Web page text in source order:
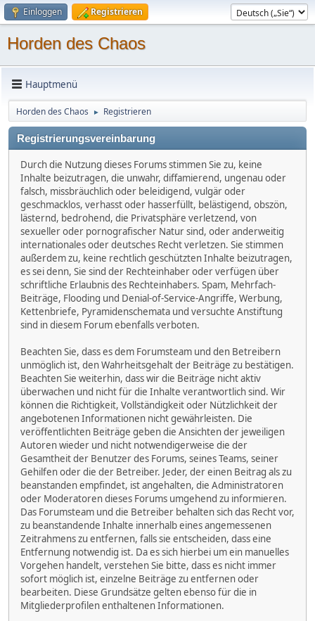
Einloggen Registrieren
Horden des Chaos
Hauptmenü
Horden des Chaos ► Registrieren
Registrierungsvereinbarung
Durch die Nutzung dieses Forums stimmen Sie zu, keine
Inhalte beizutragen, die unwahr, diffamierend, ungenau oder
falsch, missbräuchlich oder beleidigend, vulgär oder
geschmacklos, verhasst oder hasserfüllt, belästigend, obszön,
lästernd, bedrohend, die Privatsphäre verletzend, von
sexueller oder pornografischer Natur sind, oder anderweitig
internationales oder deutsches Recht verletzen. Sie stimmen
außerdem zu, keine rechtlich geschützten Inhalte beizutragen,
es sei denn, Sie sind der Rechteinhaber oder verfügen über
schriftliche Erlaubnis des Rechteinhabers. Spam, Mehrfach-
Beiträge, Flooding und Denial-of-Service-Angriffe, Werbung,
Kettenbriefe, Pyramidenschemata und versuchte Anstiftung
sind in diesem Forum ebenfalls verboten.
Beachten Sie, dass es dem Forumsteam und den Betreibern
unmöglich ist, den Wahrheitsgehalt der Beiträge zu bestätigen.
Beachten Sie weiterhin, dass wir die Beiträge nicht aktiv
überwachen und nicht für die Inhalte verantwortlich sind. Wir
können die Richtigkeit, Vollständigkeit oder Nützlichkeit der
angebotenen Informationen nicht gewährleisten. Die
veröffentlichten Beiträge geben die Ansichten der jeweiligen
Autoren wieder und nicht notwendigerweise die der
Gesamtheit der Benutzer des Forums, seines Teams, seiner
Gehilfen oder die der Betreiber. Jeder, der einen Beitrag als zu
beanstanden empfindet, ist angehalten, die Administratoren
oder Moderatoren dieses Forums umgehend zu informieren.
Das Forumsteam und die Betreiber behalten sich das Recht vor,
zu beanstandende Inhalte innerhalb eines angemessenen
Zeitrahmens zu entfernen, falls sie entscheiden, dass eine
Entfernung notwendig ist. Da es sich hierbei um ein manuelles
Vorgehen handelt, verstehen Sie bitte, dass es nicht immer
sofort möglich ist, einzelne Beiträge zu entfernen oder
bearbeiten. Diese Grundsätze gelten ebenso für die in
Mitgliederprofilen enthaltenen Informationen.